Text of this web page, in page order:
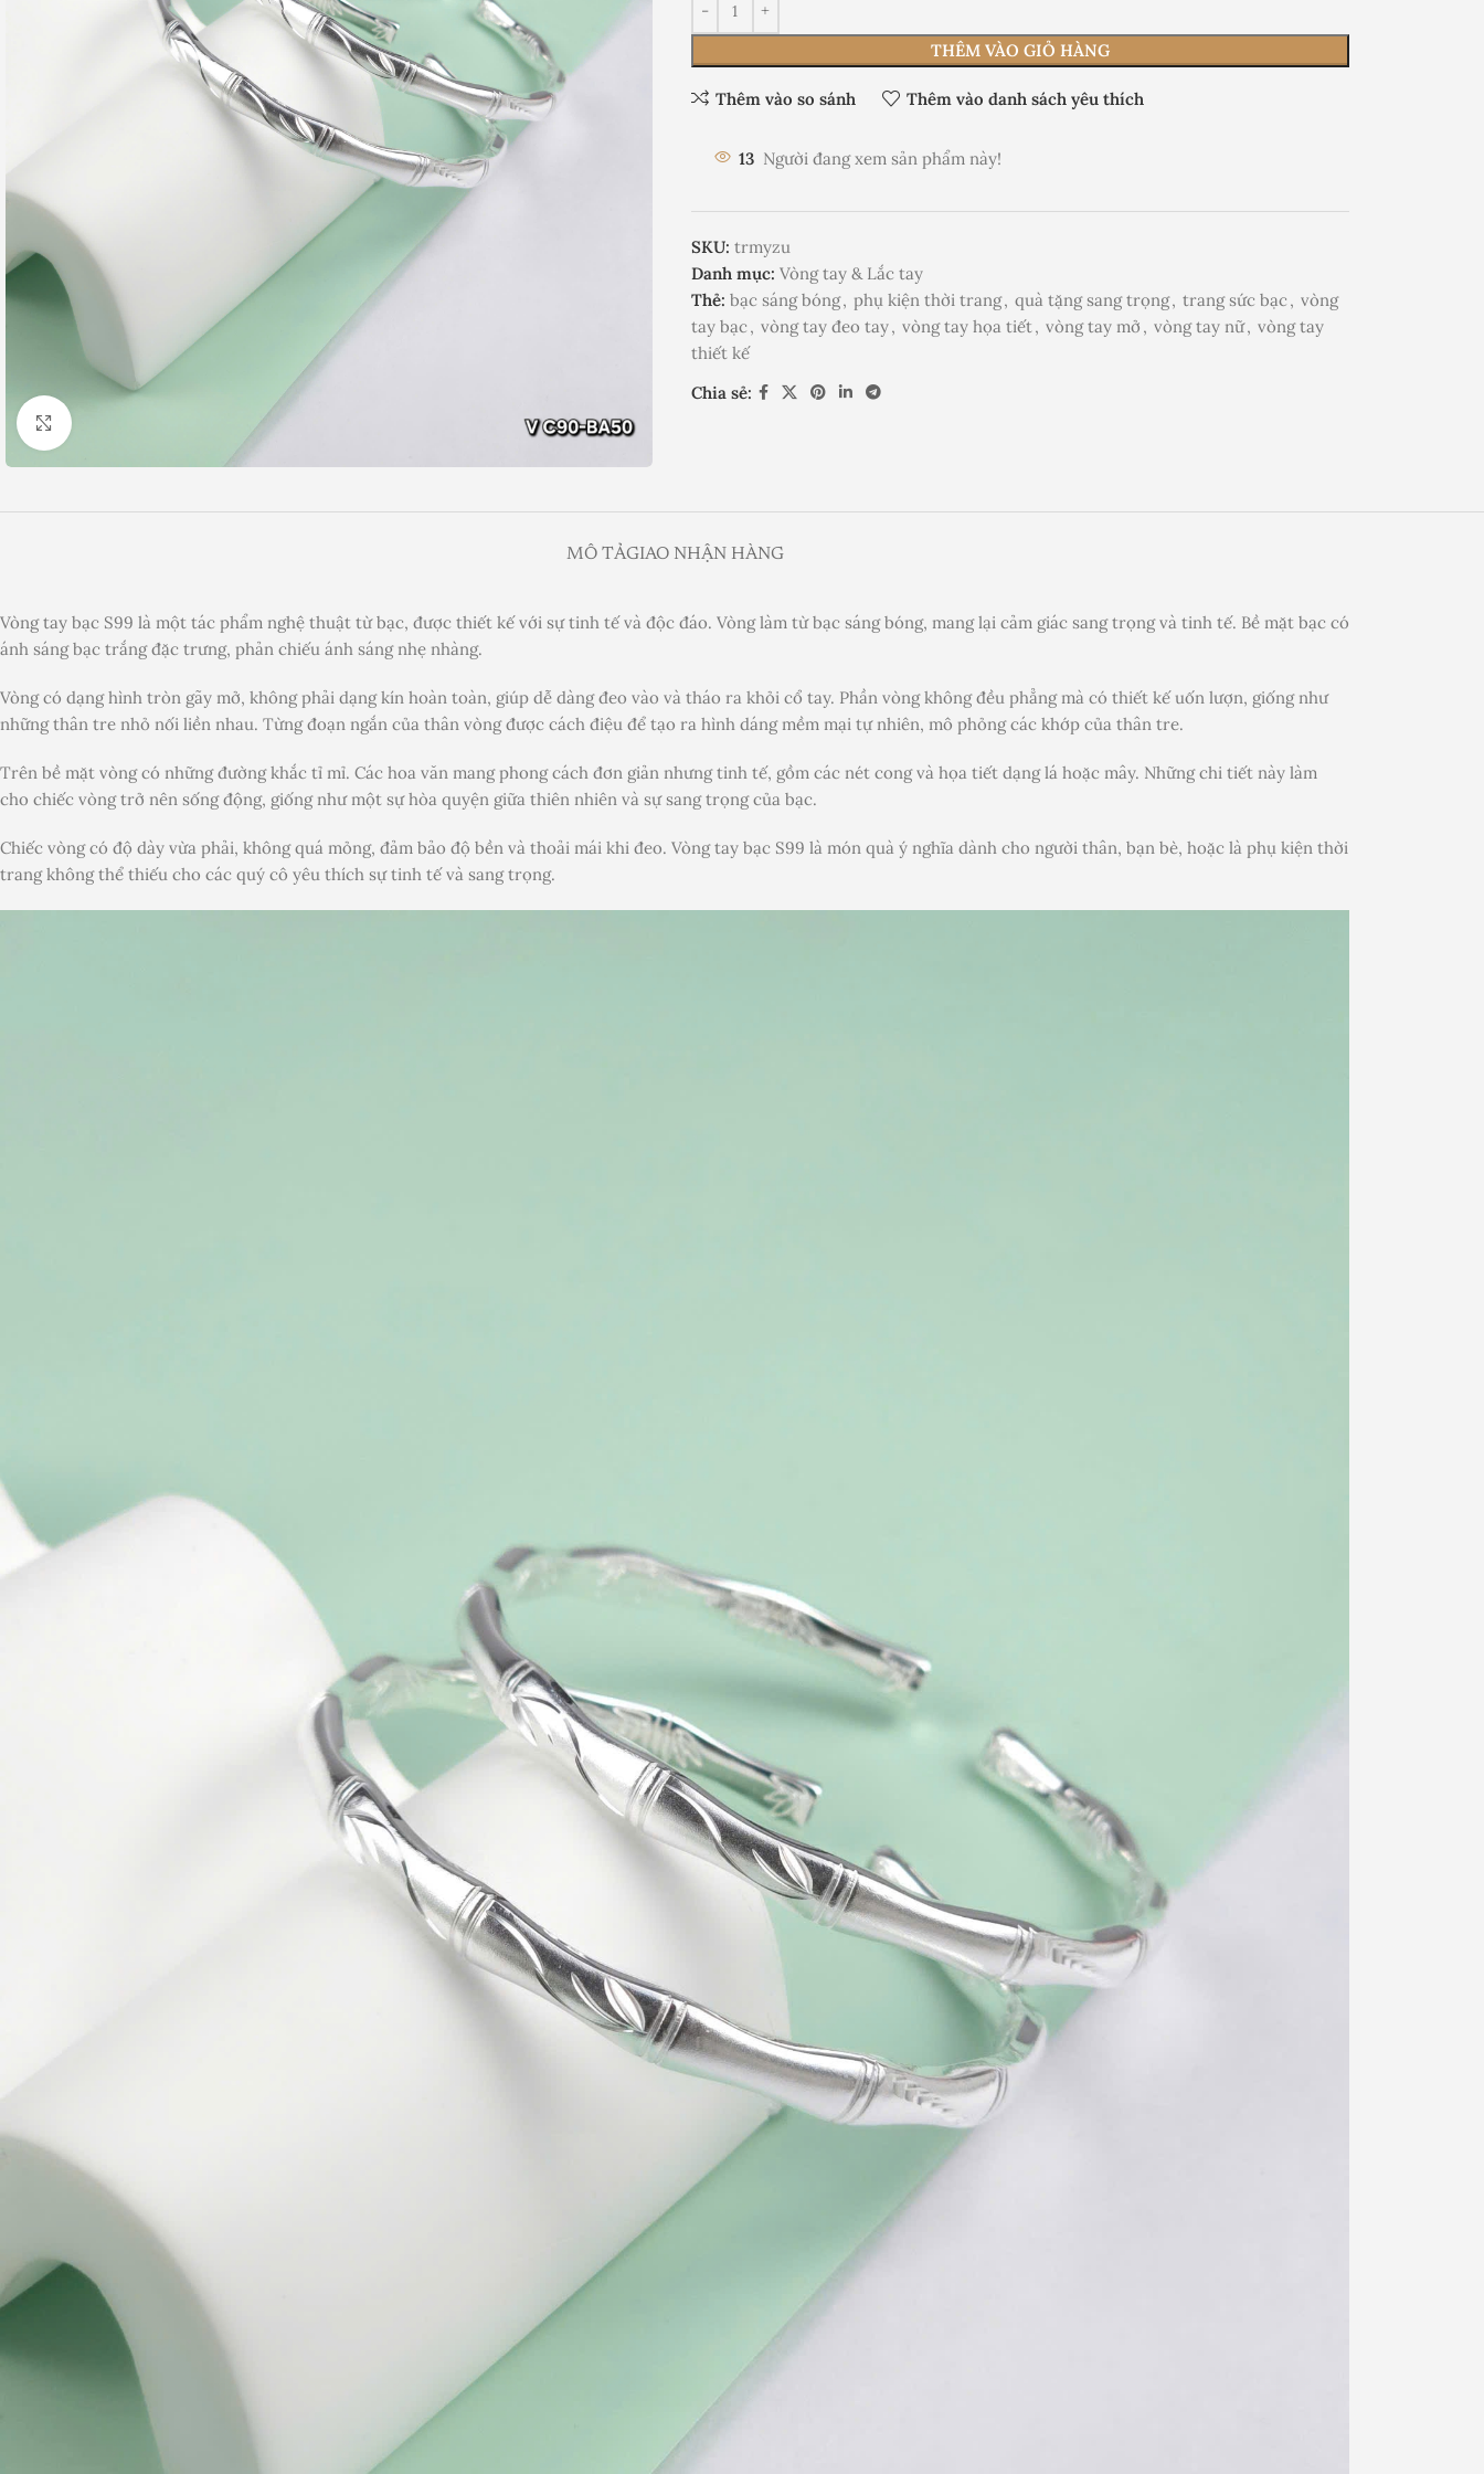
THÊM VÀO GIỎ HÀNG
Thêm vào so sánh Thêm vào danh sách yêu thích
13 Người đang xem sản phẩm này!
SKU: trmyzu
Danh mục: Vòng tay & Lắc tay
Thẻ: bạc sáng bóng, phụ kiện thời trang, quà tặng sang trọng, trang sức bạc, vòng
tay bạc, vòng tay đeo tay, vòng tay họa tiết, vòng tay mở , vòng tay nữ, vòng tay
thiết kế
Chia sẻ:
MÔ TẢGIAO NHẬN HÀNG
Vòng tay bạc S99 là một tác phẩm nghệ thuật từ bạc, được thiết kế với sự tinh tế và độc đáo. Vòng làm từ bạc sáng bóng, mang lại cảm giác sang trọng và tinh tế. Bề mặt bạc có
ánh sáng bạc trắng đặc trưng, phản chiếu ánh sáng nhẹ nhàng.
Vòng có dạng hình tròn gãy mở, không phải dạng kín hoàn toàn, giúp dễ dàng đeo vào và tháo ra khỏi cổ tay. Phần vòng không đều phẳng mà có thiết kế uốn lượn, giống như
những thân tre nhỏ nối liền nhau. Từng đoạn ngắn của thân vòng được cách điệu để tạo ra hình dáng mềm mại tự nhiên, mô phỏng các khớp của thân tre.
Trên bề mặt vòng có những đường khắc tỉ mỉ. Các hoa văn mang phong cách đơn giản nhưng tinh tế, gồm các nét cong và họa tiết dạng lá hoặc mây. Những chi tiết này làm
cho chiếc vòng trở nên sống động, giống như một sự hòa quyện giữa thiên nhiên và sự sang trọng của bạc.
Chiếc vòng có độ dày vừa phải, không quá mỏng, đảm bảo độ bền và thoải mái khi đeo. Vòng tay bạc S99 là món quà ý nghĩa dành cho người thân, bạn bè, hoặc là phụ kiện thời
trang không thể thiếu cho các quý cô yêu thích sự tinh tế và sang trọng.